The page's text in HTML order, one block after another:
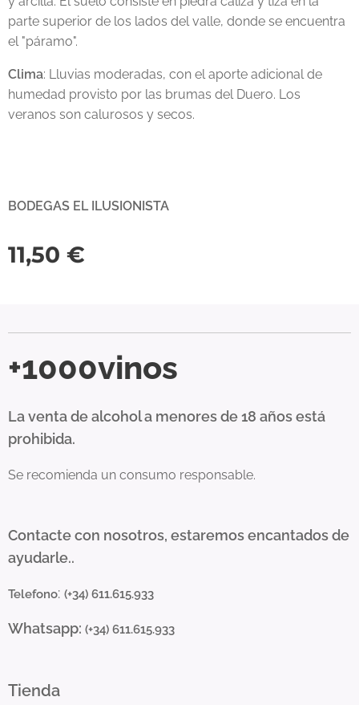
parte superior de los lados del valle, donde se encuentra
el "páramo".
Clima: Lluvias moderadas, con el aporte adicional de
humedad provisto por las brumas del Duero. Los
veranos son calurosos y secos.
BODEGAS EL ILUSIONISTA
11,50 €
+1000vinos
La venta de alcohol a menores de 18 años está
prohibida.
Se recomienda un consumo responsable.
Contacte con nosotros, estaremos encantados de
ayudarle..
Telefono: (+34) 611.615.933
Whatsapp: (+34) 611.615.933
Tienda